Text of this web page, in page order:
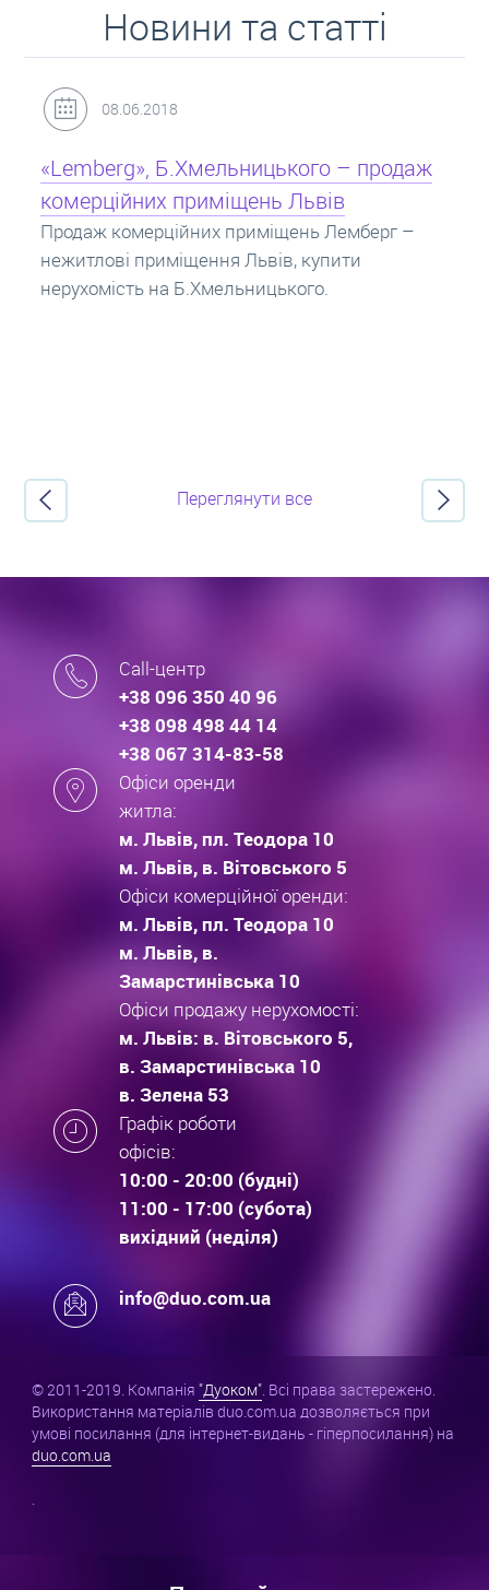
Новини та статті
31.05.2018
Кредит під заставу нерухомості: іпотека
Іпотека на квартиру – кредит на житло під
заставу нерухомості. Купити в іпотеку – що
потрібно знати? Консультація від Експертів
про іпотечні кредити.
Переглянути все
Call-центр
+38 096 350 40 96
+38 098 498 44 14
+38 067 314-83-58
Офіси оренди
житла:
м. Львів, пл. Теодора 10
м. Львів, в. Вітовського 5
Офіси комерційної оренди:
м. Львів, пл. Теодора 10
м. Львів, в.
Замарстинівська 10
Офіси продажу нерухомості:
м. Львів: в. Вітовського 5,
в. Замарстинівська 10
в. Зелена 53
Графік роботи
офісів:
10:00 - 20:00 (будні)
11:00 - 17:00 (субота)
вихідний (неділя)
info@duo.com.ua
© 2011-2019. Компанія "Дуоком". Всі права застережено.
Використання матеріалів duo.com.ua дозволяється при
умові посилання (для інтернет-видань - гіперпосилання) на
duo.com.ua
.